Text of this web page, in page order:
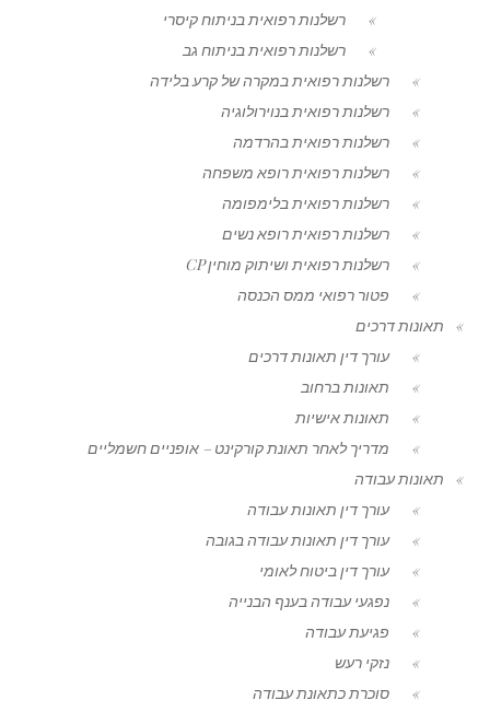
רשלנות רפואית בניתוח קיסרי
רשלנות רפואית בניתוח גב
רשלנות רפואית במקרה של קרע בלידה
רשלנות רפואית בנוירולוגיה
רשלנות רפואית בהרדמה
רשלנות רפואית רופא משפחה
רשלנות רפואית בלימפומה
רשלנות רפואית רופא נשים
רשלנות רפואית ושיתוק מוחין CP
פטור רפואי ממס הכנסה
תאונות דרכים
עורך דין תאונות דרכים
תאונות ברחוב
תאונות אישיות
מדריך לאחר תאונת קורקינט – אופניים חשמליים
תאונות עבודה
עורך דין תאונות עבודה
עורך דין תאונות עבודה בגובה
עורך דין ביטוח לאומי
נפגעי עבודה בענף הבנייה
פגיעת עבודה
נזקי רעש
סוכרת כתאונת עבודה